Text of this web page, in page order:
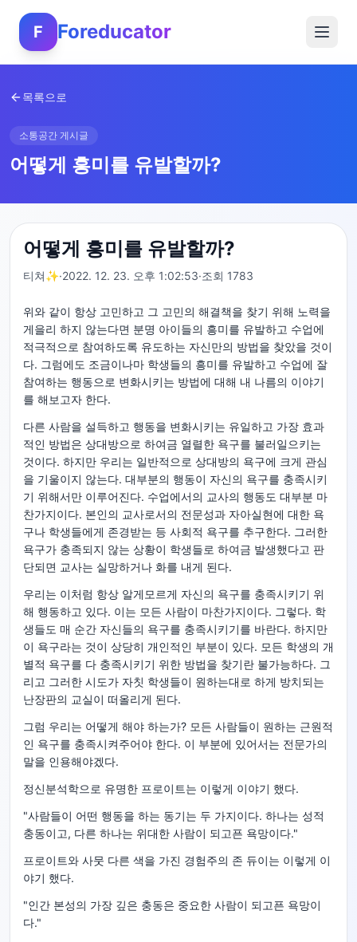
F Foreducator
목록으로
소통공간 게시글
어떻게 흥미를 유발할까?
어떻게 흥미를 유발할까?
티쳐✨·2022. 12. 23. 오후 1:02:53·조회 1783
위와 같이 항상 고민하고 그 고민의 해결책을 찾기 위해 노력을
게을리 하지 않는다면 분명 아이들의 흥미를 유발하고 수업에
적극적으로 참여하도록 유도하는 자신만의 방법을 찾았을 것이
다. 그럼에도 조금이나마 학생들의 흥미를 유발하고 수업에 잘
참여하는 행동으로 변화시키는 방법에 대해 내 나름의 이야기
를 해보고자 한다.
다른 사람을 설득하고 행동을 변화시키는 유일하고 가장 효과
적인 방법은 상대방으로 하여금 열렬한 욕구를 불러일으키는
것이다. 하지만 우리는 일반적으로 상대방의 욕구에 크게 관심
을 기울이지 않는다. 대부분의 행동이 자신의 욕구를 충족시키
기 위해서만 이루어진다. 수업에서의 교사의 행동도 대부분 마
찬가지이다. 본인의 교사로서의 전문성과 자아실현에 대한 욕
구나 학생들에게 존경받는 등 사회적 욕구를 추구한다. 그러한
욕구가 충족되지 않는 상황이 학생들로 하여금 발생했다고 판
단되면 교사는 실망하거나 화를 내게 된다.
우리는 이처럼 항상 알게모르게 자신의 욕구를 충족시키기 위
해 행동하고 있다. 이는 모든 사람이 마찬가지이다. 그렇다. 학
생들도 매 순간 자신들의 욕구를 충족시키기를 바란다. 하지만
이 욕구라는 것이 상당히 개인적인 부분이 있다. 모든 학생의 개
별적 욕구를 다 충족시키기 위한 방법을 찾기란 불가능하다. 그
리고 그러한 시도가 자칫 학생들이 원하는대로 하게 방치되는
난장판의 교실이 떠올리게 된다.
그럼 우리는 어떻게 해야 하는가? 모든 사람들이 원하는 근원적
인 욕구를 충족시켜주어야 한다. 이 부분에 있어서는 전문가의
말을 인용해야겠다.
정신분석학으로 유명한 프로이트는 이렇게 이야기 했다.
"사람들이 어떤 행동을 하는 동기는 두 가지이다. 하나는 성적
충동이고, 다른 하나는 위대한 사람이 되고픈 욕망이다."
프로이트와 사뭇 다른 색을 가진 경험주의 존 듀이는 이렇게 이
야기 했다.
"인간 본성의 가장 깊은 충동은 중요한 사람이 되고픈 욕망이
다."